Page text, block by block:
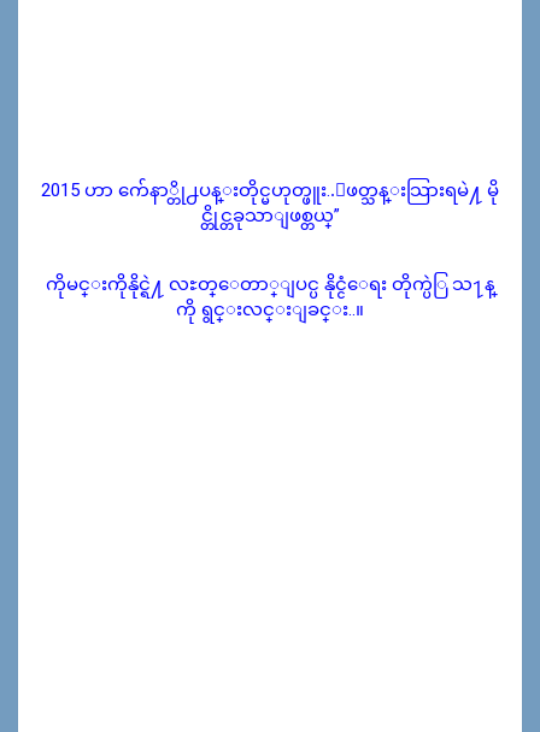
2015 ဟာ က်ေနာ္တို႕ပန္းတိုင္မဟုတ္ဖူး..ျဖတ္သန္းသြားရမဲ႔ မို
င္တိုင္တခုသာျဖစ္တယ္”
ကိုမင္းကိုနိုင္ရဲ႔ လႊတ္ေတာ္ျပင္ပ နိုင္ငံေရး တိုက္ပဲြ သ႑န္
ကို ရွင္းလင္းျခင္း..။